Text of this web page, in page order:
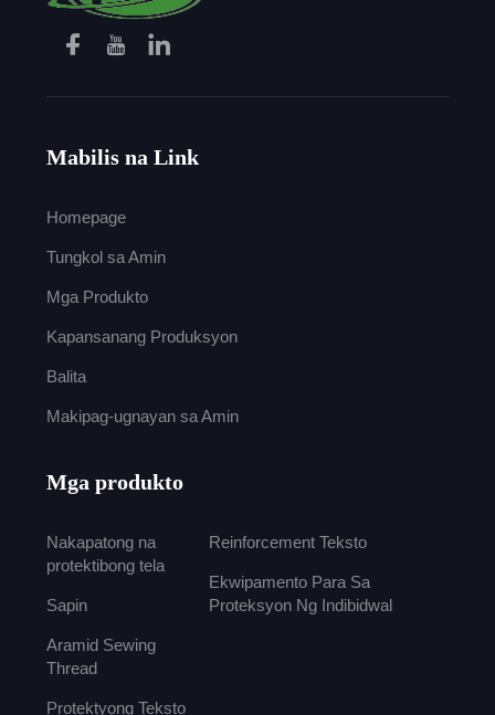
Mabilis na Link
Homepage
Tungkol sa Amin
Mga Produkto
Kapansanang Produksyon
Balita
Makipag-ugnayan sa Amin
Mga produkto
Nakapatong na
protektibong tela
Sapin
Aramid Sewing
Thread
Protektyong Teksto
Reinforcement Teksto
Ekwipamento Para Sa
Proteksyon Ng Indibidwal